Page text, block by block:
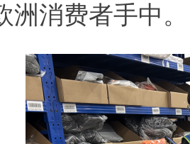
洲消费者手中。